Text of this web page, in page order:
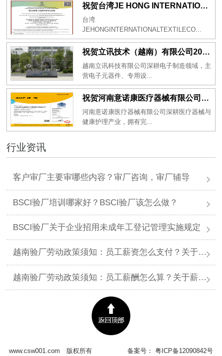
祝贺台湾JE HONG INTERNATIONAL TEXTILE CO., LTD 2026年一次性成功通过GRS认证
台湾
JEHONGINTERNATIONALTEXTILECO...
祝贺立讯技术（越南）有限公司2026年一次性成功通过RBA-VAP审核获得金牌评级！
越南立讯科技有限公司深耕电子制造领域，主
营电子元器件、专用设...
祝贺河南意诺康医疗器械有限公司2026年一次性成功通过GMP认证
河南意诺康医疗器械有限公司深耕医疗器械与
健康护理产业，拥有完...
行业资讯
客户审厂主要审哪些内容？审厂咨询，审厂辅导
BSCI验厂培训哪家好？BSCI验厂该怎么做？
BSCI验厂关于企业招用未成年工登记管理实施规定
越南验厂劳动政策须知：员工薪资怎么支付？关于薪资支付有哪些规定呢？
越南验厂劳动政策须知：员工薪酬怎么算？关于薪酬有哪些规定呢？​
备案号：粤ICP备12090842号
www.csw001.com 版权所有